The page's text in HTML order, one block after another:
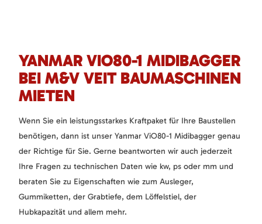
YANMAR VIO80-1 MIDIBAGGER
BEI M&V VEIT BAUMASCHINEN
MIETEN
Wenn Sie ein leistungsstarkes Kraftpaket für Ihre Baustellen
benötigen, dann ist unser Yanmar ViO80-1 Midibagger genau
der Richtige für Sie. Gerne beantworten wir auch jederzeit
Ihre Fragen zu technischen Daten wie kw, ps oder mm und
beraten Sie zu Eigenschaften wie zum Ausleger,
Gummiketten, der Grabtiefe, dem Löffelstiel, der
Hubkapazität und allem mehr.